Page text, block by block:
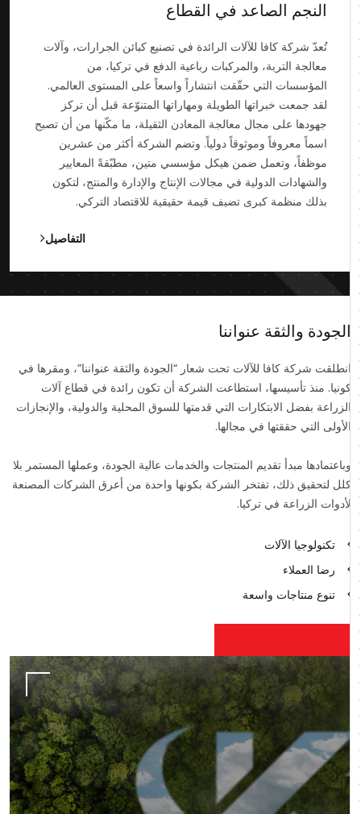
النجم الصاعد في القطاع
تُعدّ شركة كافا للآلات الرائدة في تصنيع كبائن الجرارات، وآلات
معالجة التربة، والمركبات رباعية الدفع في تركيا، من
المؤسسات التي حقّقت انتشاراً واسعاً على المستوى العالمي.
لقد جمعت خبراتها الطويلة ومهاراتها المتنوّعة قبل أن تركز
جهودها على مجال معالجة المعادن الثقيلة، ما مكّنها من أن تصبح
اسماً معروفاً وموثوقاً دولياً. وتضم الشركة أكثر من عشرين
موظفاً، وتعمل ضمن هيكل مؤسسي متين، مطبّقةً المعايير
والشهادات الدولية في مجالات الإنتاج والإدارة والمنتج، لتكون
بذلك منظمة كبرى تضيف قيمة حقيقية للاقتصاد التركي.
التفاصيل
الجودة والثقة عنواننا
انطلقت شركة كافا للآلات تحت شعار “الجودة والثقة عنواننا”، ومقرها في
كونيا. منذ تأسيسها، استطاعت الشركة أن تكون رائدة في قطاع آلات
الزراعة بفضل الابتكارات التي قدمتها للسوق المحلية والدولية، والإنجازات
الأولى التي حققتها في مجالها.
وباعتمادها مبدأ تقديم المنتجات والخدمات عالية الجودة، وعملها المستمر بلا
كلل لتحقيق ذلك، تفتخر الشركة بكونها واحدة من أعرق الشركات المصنعة
لأدوات الزراعة في تركيا.
تكنولوجيا الآلات
رضا العملاء
تنوع منتاجات واسعة